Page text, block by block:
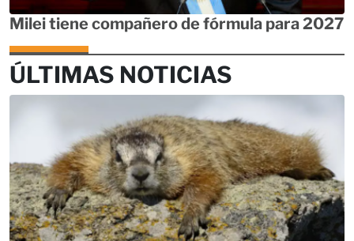
Milei tiene compañero de fórmula para 2027
ÚLTIMAS NOTICIAS